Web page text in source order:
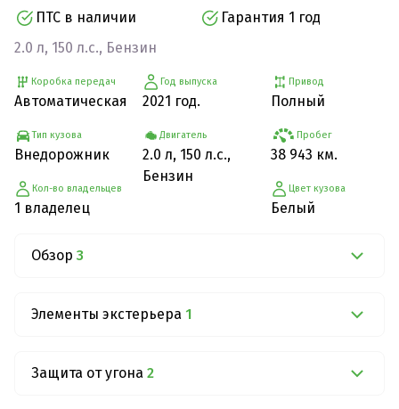
ПТС в наличии
Гарантия 1 год
2.0 л, 150 л.с., Бензин
Коробка передач
Автоматическая
Тип кузова
Внедорожник
Кол-во владельцев
1 владелец
Год выпуска
2021 год.
Двигатель
2.0 л, 150 л.с.,
Бензин
Привод
Полный
Пробег
38 943 км.
Цвет кузова
Белый
Обзор 3
Элементы экстерьера 1
Защита от угона 2